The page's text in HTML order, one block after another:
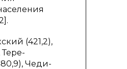
(421,2),
Чеди-